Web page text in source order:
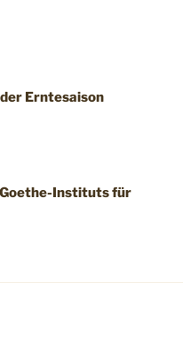
Erntesaison
Instituts für